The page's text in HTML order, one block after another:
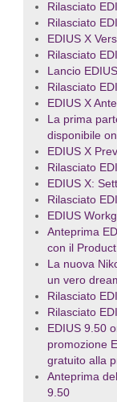
Rilasciato
Rilasciato
EDIUS X
Rilasciato
Lancio
Rilasciato
EDIUS X
La prima
disponibile
EDIUS X
Rilasciato
EDIUS X:
Rilasciato
EDIUS
Anteprima
con il
La nuova
un vero
Rilasciato
Rilasciato
EDIUS 9.50
promozione
gratuito alla
Anteprima
9.50